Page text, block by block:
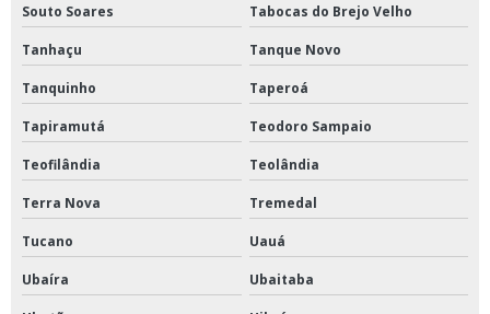
Souto Soares Tabocas do Brejo Velho
Tanhaçu Tanque Novo
Tanquinho Taperoá
Tapiramutá Teodoro Sampaio
Teofilândia Teolândia
Terra Nova Tremedal
Tucano Uauá
Ubaíra Ubaitaba